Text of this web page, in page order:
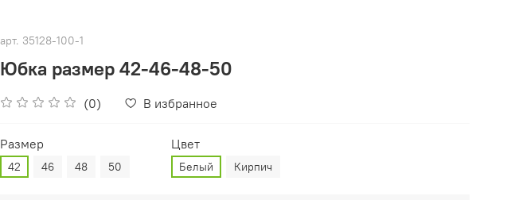
арт. 35128-100-1
Юбка размер 42-46-48-50
(0) В избранное
Размер
42 46 48 50
Цвет
Белый Кирпич